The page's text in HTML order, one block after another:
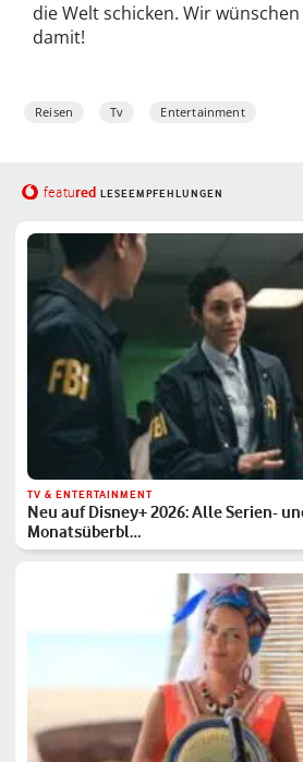
die Welt schicken. Wir
damit!
Reisen Tv Entertainment
featured LESEEMPFEHLUNGEN
TV & ENTERTAINMENT
Neu auf Disney+ 2026: Alle Serien-
Monatsüberbl…